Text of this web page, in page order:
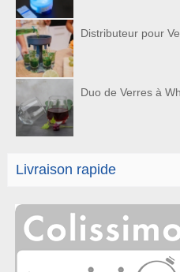
Distributeur pour
Duo de Verres à
Livraison rapide